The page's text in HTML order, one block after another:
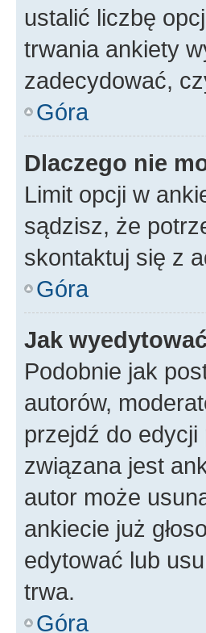
ustalić liczbę
trwania ankiety
zadecydować,
Góra
Dlaczego nie
Limit opcji w
sądzisz, że
skontaktuj się z
Góra
Jak
Podobnie jak
autorów,
przejdź do
związana jest
autor może
ankiecie już
edytować lub
trwa.
Góra